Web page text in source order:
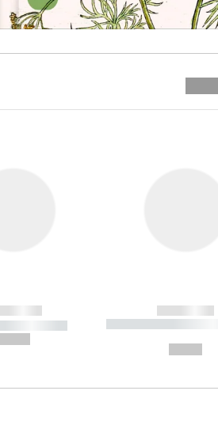
-----------
------------
----------- -----------